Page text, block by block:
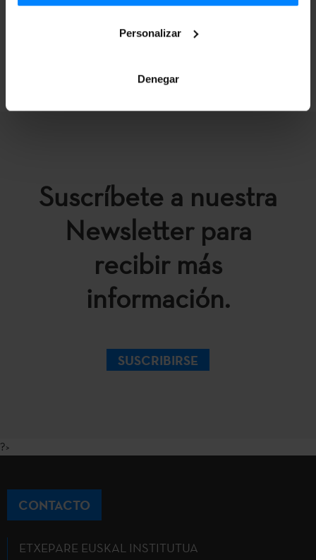
Personalizar
Denegar
Suscríbete a nuestra
Newsletter para
recibir más
información.
SUSCRIBIRSE
?>
CONTACTO
ETXEPARE EUSKAL INSTITUTUA